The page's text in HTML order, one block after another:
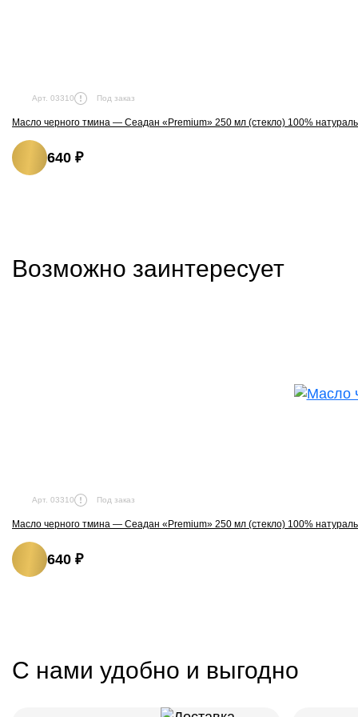
Арт. 03310 Под заказ
Масло черного тмина — Сеадан «Premium» 250 мл (стекло) 100%
640 ₽
Возможно заинтересует
Арт. 03310 Под заказ
Масло черного тмина — Сеадан «Premium» 250 мл (стекло) 100%
640 ₽
С нами удобно и выгодно